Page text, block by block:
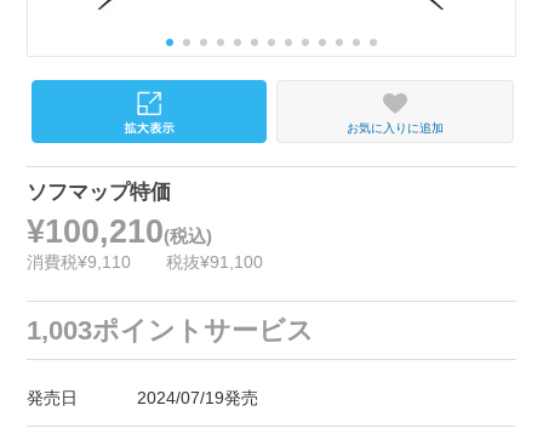
お気に入りに追加
ソフマップ特価
¥100,210(税込)
消費税¥9,110 税抜¥91,100
1,003ポイントサービス
発売日 2024/07/19発売